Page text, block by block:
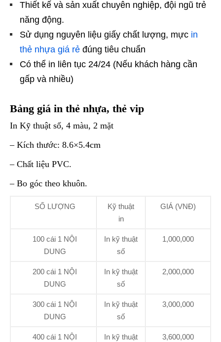
Thiết kế và sản xuất chuyên nghiệp, đội ngũ trẻ
năng động.
Sử dụng nguyên liệu giấy chất lượng, mực in
thẻ nhựa giá rẻ đúng tiêu chuẩn
Có thể in liên tục 24/24 (Nếu khách hàng cần
gấp và nhiều)
Bảng giá in thẻ nhựa, thẻ vip
In Kỹ thuật số, 4 màu, 2 mặt
– Kích thước: 8.6×5.4cm
– Chất liệu PVC.
– Bo góc theo khuôn.
SỐ LƯỢNG
Kỹ thuật
in
GIÁ (VNĐ)
100 cái 1 NỘI
DUNG
In kỹ thuật
số
1,000,000
200 cái 1 NỘI
DUNG
In kỹ thuật
số
2,000,000
300 cái 1 NỘI
DUNG
In kỹ thuật
số
3,000,000
400 cái 1 NỘI
In kỹ thuật
3,600,000